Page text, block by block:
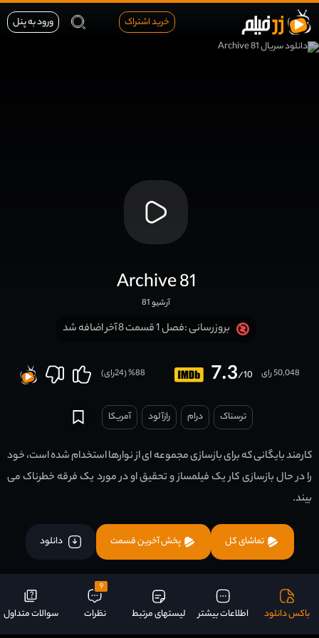
خرید اشتراک ورود به پنل
Archive 81
آرشیو 81
بروزرسانی :فصل 1 قسمت 8 آخر اضافه شد
7.3/10 50,048 رای 88
% (
24رای)
ترسناک درام رازآلود آمریکا
کارمند بایگانی که برای بازسازی مجموعه ای از نوارها استخدام شده است، خود
را در حال بازسازی کار یک فیلمساز و تحقیق او در مورد یک فرقه خطرناک می
بیند.
تماشای کل پخش آخرین قسمت دانلود
باکس دانلود اطلاعات بیشتر لیستهای مرتبط
9
نظرات سوالات متداول